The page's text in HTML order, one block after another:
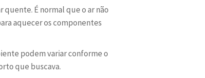
É normal que o ar não
aquecer os componentes
podem variar conforme o
que buscava.